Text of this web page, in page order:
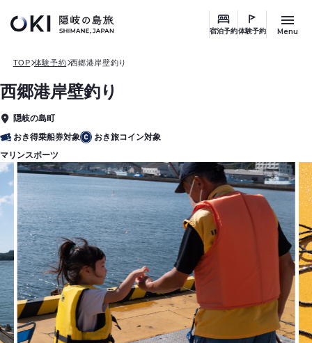
宿泊予約体験予約 Menu
TOP 体験予約 西郷港岸壁釣り
西郷港岸壁釣り
エ
リ
ア
隠岐の島町
おき得乗船券対象
おき旅コイン対象
ジ
ャ
ル
マリンスポーツ